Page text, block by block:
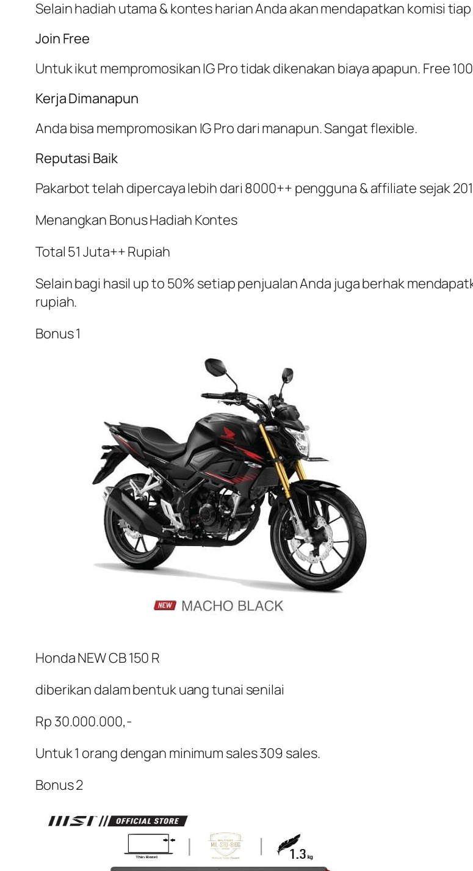
Selain hadiah utama & kontes harian Anda akan mendapatkan komisi
Join Free
Untuk ikut mempromosikan IG Pro tidak dikenakan biaya apapun. Free
Kerja Dimanapun
Anda bisa mempromosikan IG Pro dari manapun. Sangat flexible.
Reputasi Baik
Pakarbot telah dipercaya lebih dari 8000++ pengguna & affiliate sejak
Menangkan Bonus Hadiah Kontes
Total 51 Juta++ Rupiah
Selain bagi hasil up to 50% setiap penjualan Anda juga berhak
rupiah.
Bonus 1
Honda NEW CB 150 R
diberikan dalam bentuk uang tunai senilai
Rp 30.000.000,-
Untuk 1 orang dengan minimum sales 309 sales.
Bonus 2